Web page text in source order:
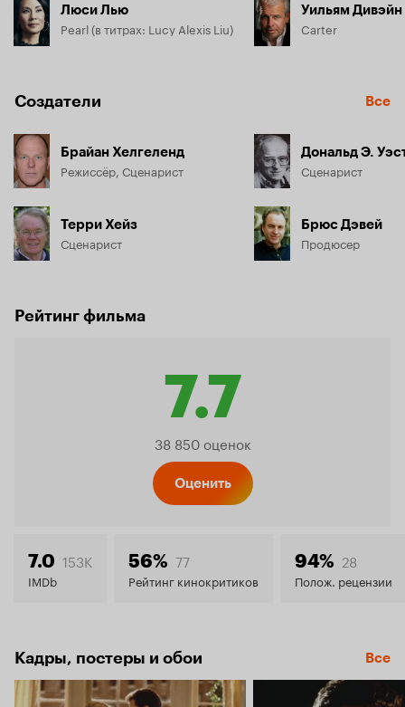
Люси Лью
Pearl (в титрах: Lucy Alexis Liu)
Уильям Дивэйн
Carter
Создатели Все
Брайан Хелгеленд
Режиссёр, Сценарист
Терри Хейз
Сценарист
Дональд Э.
Сценарист
Брюс Дэвей
Продюсер
Рейтинг фильма
7.7
Рейтинг
7.7
38 850 оценок
Оценить
7.0 153K
IMDb
56% 77
Рейтинг кинокритиков
94% 28
Полож. рецензии
Кадры, постеры и обои Все